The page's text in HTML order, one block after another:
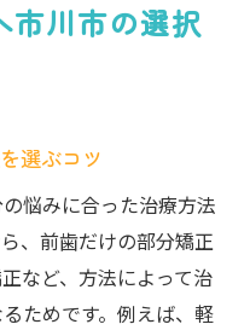
市川市の選択
選ぶコツ
悩みに合った治療方法
、前歯だけの部分矯正
など、方法によって治
ためです。例えば、軽